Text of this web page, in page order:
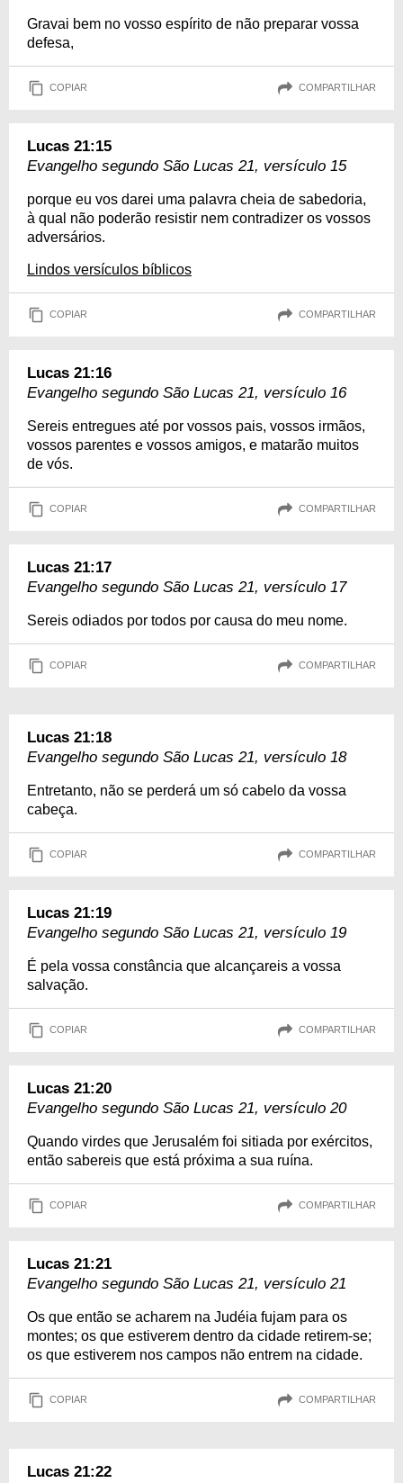
Gravai bem no vosso espírito de não preparar vossa
defesa,
COPIAR COMPARTILHAR
Lucas 21:15
Evangelho segundo São Lucas 21, versículo 15
porque eu vos darei uma palavra cheia de sabedoria,
à qual não poderão resistir nem contradizer os vossos
adversários.
Lindos versículos bíblicos
COPIAR COMPARTILHAR
Lucas 21:16
Evangelho segundo São Lucas 21, versículo 16
Sereis entregues até por vossos pais, vossos irmãos,
vossos parentes e vossos amigos, e matarão muitos
de vós.
COPIAR COMPARTILHAR
Lucas 21:17
Evangelho segundo São Lucas 21, versículo 17
Sereis odiados por todos por causa do meu nome.
COPIAR COMPARTILHAR
Lucas 21:18
Evangelho segundo São Lucas 21, versículo 18
Entretanto, não se perderá um só cabelo da vossa
cabeça.
COPIAR COMPARTILHAR
Lucas 21:19
Evangelho segundo São Lucas 21, versículo 19
É pela vossa constância que alcançareis a vossa
salvação.
COPIAR COMPARTILHAR
Lucas 21:20
Evangelho segundo São Lucas 21, versículo 20
Quando virdes que Jerusalém foi sitiada por exércitos,
então sabereis que está próxima a sua ruína.
COPIAR COMPARTILHAR
Lucas 21:21
Evangelho segundo São Lucas 21, versículo 21
Os que então se acharem na Judéia fujam para os
montes; os que estiverem dentro da cidade retirem-se;
os que estiverem nos campos não entrem na cidade.
COPIAR COMPARTILHAR
Lucas 21:22